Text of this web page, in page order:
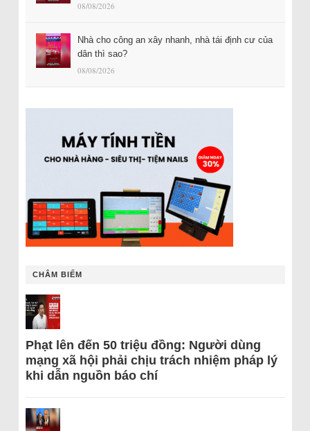
08/08/2026
Nhà cho công an xây nhanh, nhà tái định cư của
dân thì sao?
08/08/2026
CHÂM BIẾM
Phạt lên đến 50 triệu đồng: Người dùng
mạng xã hội phải chịu trách nhiệm pháp lý
khi dẫn nguồn báo chí